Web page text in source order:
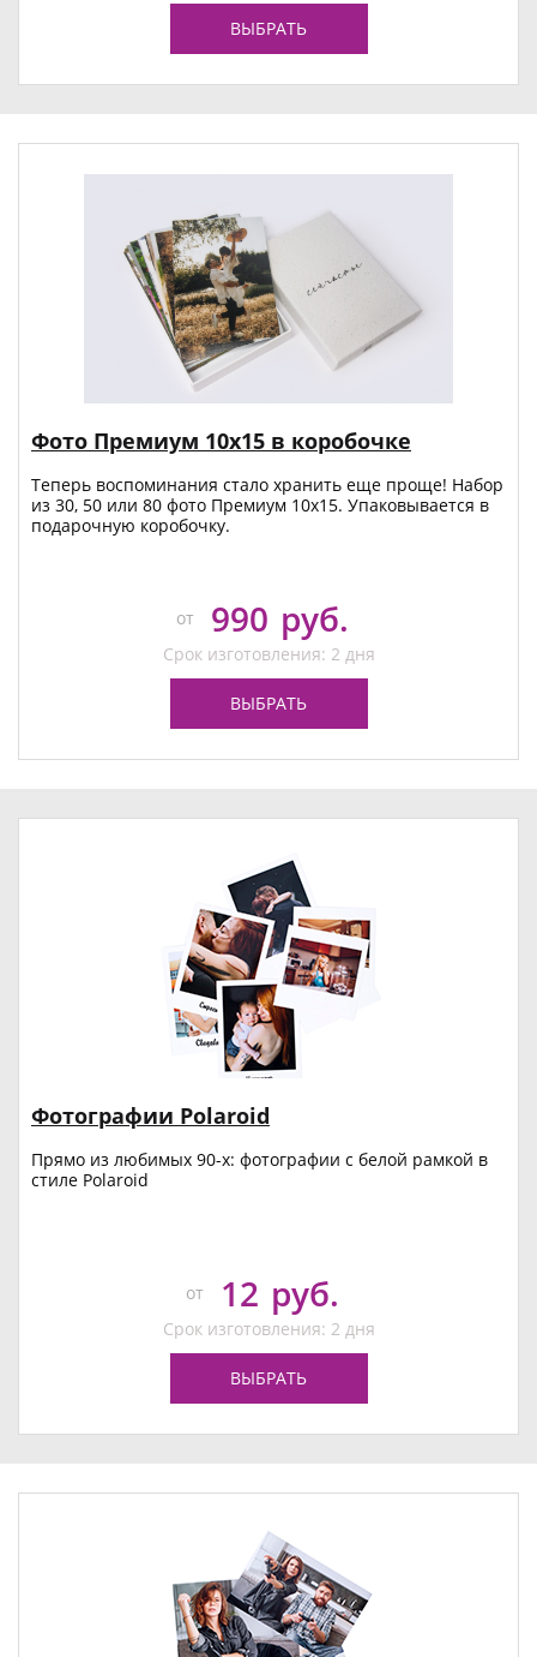
ВЫБРАТЬ
Фото Премиум 10х15 в коробочке
Теперь воспоминания стало хранить еще проще! Набор
из 30, 50 или 80 фото Премиум 10x15. Упаковывается в
подарочную коробочку.
от 990 руб.
Срок изготовления: 2 дня
ВЫБРАТЬ
Фотографии Polaroid
Прямо из любимых 90-х: фотографии с белой рамкой в
стиле Polaroid
от 12 руб.
Срок изготовления: 2 дня
ВЫБРАТЬ